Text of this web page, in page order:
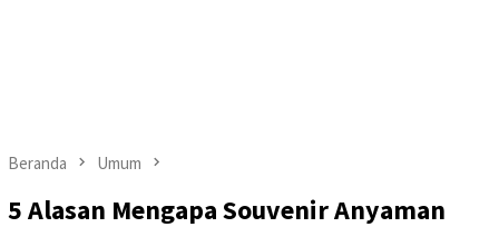
Beranda Umum
5 Alasan Mengapa Souvenir Anyaman